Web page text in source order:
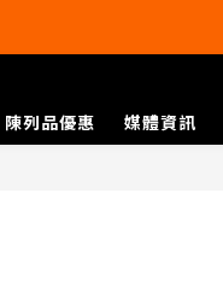
陳列品優惠 媒體資訊